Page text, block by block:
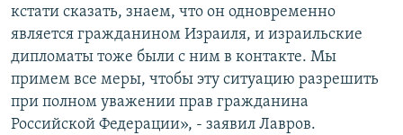
кстати сказать, знаем, что он одновременно
является гражданином Израиля, и израильские
дипломаты тоже были с ним в контакте. Мы
примем все меры, чтобы эту ситуацию разрешить
при полном уважении прав гражданина
Российской Федерации», - заявил Лавров.